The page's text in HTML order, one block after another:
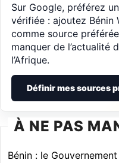
Sur Google, préférez
vérifiée : ajoutez Bénin
comme source
manquer de l’actualité
l’Afrique.
Définir mes sources
À NE PAS
Bénin : le